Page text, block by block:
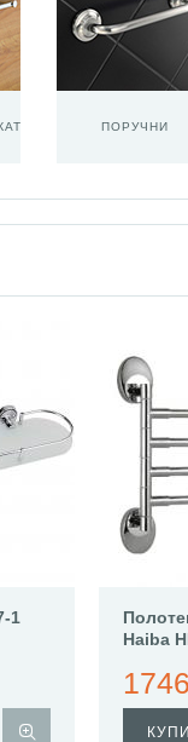
ПОРУЧНИ
1
Haiba
1746